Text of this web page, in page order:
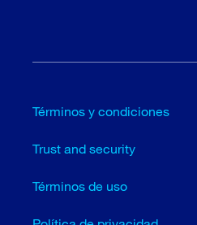
Términos y condiciones
Trust and security
Términos de uso